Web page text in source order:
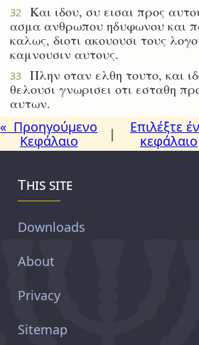
32
Και ιδου, συ εισαι προς
ασμα ανθρωπου ηδυφωνου και
καλως, διοτι ακουουσι τους
καμνουσιν αυτους.
33
Πλην οταν ελθη τουτο, και
θελουσι γνωρισει οτι εσταθη
αυτων.
« Προηγούμενο
Κεφάλαιο
|
Επιλέξτε
κεφάλαιο
This site
Downloads
About
Privacy
Sitemap